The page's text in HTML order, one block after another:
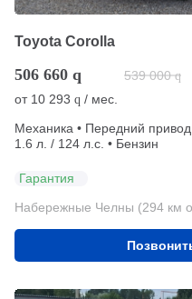
Toyota Corolla
506 660 q 539 000 q
от 10 293 q / мес.
Механика • Передний привод
1.6 л. / 124 л.с. • Бензин
Гарантия
Набережные Челны (294 км